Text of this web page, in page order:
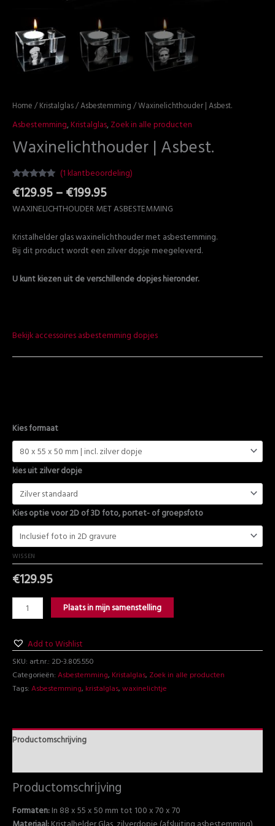
Home /Kristalglas/Asbestemming / Waxinelichthouder | Asbest.
Asbestemming,Kristalglas, Zoek in alle producten
Waxinelichthouder | Asbest.
5.00op 5
op
(1 klantbeoordeling)
€129.95–€199.95
WAXINELICHTHOUDER MET ASBESTEMMING
Kristalhelder glas waxinelichthouder met asbestemming.
Bij dit product wordt een zilver dopje meegeleverd.
U kunt kiezen uit de verschillende dopjes hieronder.
Bekijk accessoires asbestemming dopjes
Kies formaat
kies uit zilver dopje
Kies optie voor 2D of 3D foto, portet- of groepsfoto
WISSEN
€129.95
Plaats in mijn samenstelling
Add to Wishlist
SKU: art.nr.: 2D-3.805.550
Categorieën: Asbestemming, Kristalglas, Zoek in alle producten
Tags: Asbestemming, kristalglas, waxinelichtje
Productomschrijving
Productomschrijving
Formaten: In 88 x 55 x 50 mm tot 100 x 70 x 70
Materiaal: Kristalhelder Glas, zilverdopje (afsluiting asbestemming)